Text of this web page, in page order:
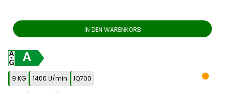
IN DEN WARENKORB
A
9 KG 1400 U/min IQ700